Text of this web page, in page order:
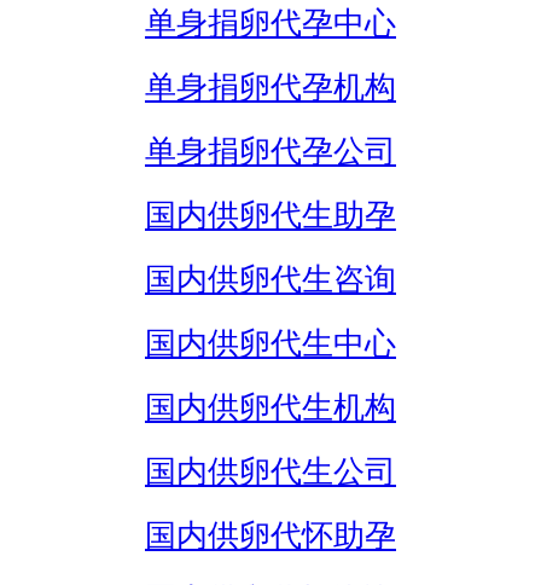
单身捐卵代孕中心
单身捐卵代孕机构
单身捐卵代孕公司
国内供卵代生助孕
国内供卵代生咨询
国内供卵代生中心
国内供卵代生机构
国内供卵代生公司
国内供卵代怀助孕